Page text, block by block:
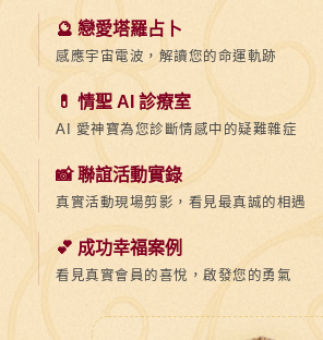
式
是
鍵！
🔮 戀愛塔羅占卜
感應宇宙電波，解讀您的命運軌跡
💊 情聖 AI 診療室
AI 愛神寶為您診斷情感中的疑難雜症
📸 聯誼活動實錄
真實活動現場剪影，看見最真誠的相遇
💕 成功幸福案例
看見真實會員的喜悅，啟發您的勇氣